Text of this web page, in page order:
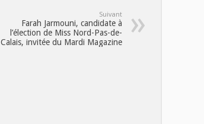
Suivant
Farah Jarmouni, candidate à
l’élection de Miss Nord-Pas-de-
Calais, invitée du Mardi Magazine